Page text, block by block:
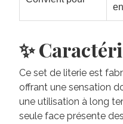
✨
Ce set de literie est
offrant une sensation
une utilisation à long
seule face présente